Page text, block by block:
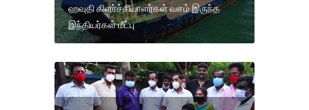
ஹவுதி கிளர்ச்சியாளர்கள் வசம் இருந்த
இந்தியர்கள் மீட்பு